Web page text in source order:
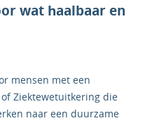
wat haalbaar en
mensen met een
of Ziektewetuitkering die
naar een duurzame